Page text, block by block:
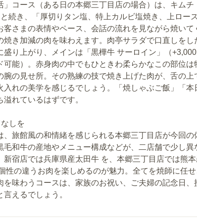
」コース（ある日の本郷三丁目店の場合）は、キムチ
続き、「厚切りタン塩、特上カルビ塩焼き、上ロース
客さまの表情やペース、会話の流れを見ながら焼いて
焼き加減の肉を味わえます。肉亭サラダで口直しをし
り上がり、メインは「黒樺牛 サーロイン」（
可能）。赤身肉の中でもひときわ柔らかなこの部位は
の見せ所。その熟練の技で焼き上げた肉が、舌の上
れの美学を感じるでしょう。「焼しゃぶご飯」「本
れているはずです。
しを
、旅館風の和情緒を感じられる本郷三丁目店が今回の
毛和牛の産地やメニュー構成などが、二店舗で少し異
宿店では兵庫県産太田牛 を、本郷三丁目店では熊
性の違うお肉を楽しめるのが魅力。全てを焼師に任
味わうコースは、家族のお祝い、ご夫婦の記念日、
えるでしょう。